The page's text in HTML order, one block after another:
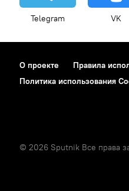
Telegram VK
О проекте Правила
Политика использования
© 2026 Sputnik Все права